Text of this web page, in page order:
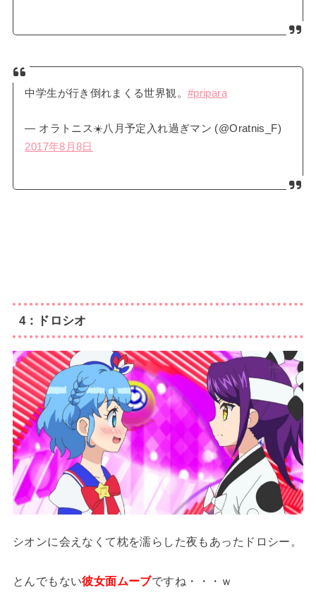
中学生が行き倒れまくる世界観。 #pripara
— オラトニス☀️八月予定入れ過ぎマン (@Oratnis_F)
2017年8月8日
4：ドロシオ
シオンに会えなくて枕を濡らした夜もあったドロシー。
とんでもない彼女面ムーブですね・・・ｗ